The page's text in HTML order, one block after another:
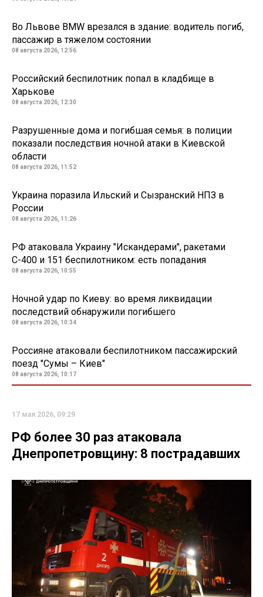
Во Львове BMW врезался в здание: водитель погиб,
пассажир в тяжелом состоянии
08 августа 2026, 12:56
Российский беспилотник попал в кладбище в
Харькове
08 августа 2026, 12:30
Разрушенные дома и погибшая семья: в полиции
показали последствия ночной атаки в Киевской
области
08 августа 2026, 11:52
Украина поразила Ильский и Сызранский НПЗ в
России
08 августа 2026, 11:26
РФ атаковала Украину "Искандерами", ракетами
С-400 и 151 беспилотником: есть попадания
08 августа 2026, 10:55
Ночной удар по Киеву: во время ликвидации
последствий обнаружили погибшего
08 августа 2026, 10:34
Россияне атаковали беспилотником пассажирский
поезд "Сумы – Киев"
08 августа 2026, 10:17
17 мая 2026, 09:29
РФ более 30 раз атаковала
Днепропетровщину: 8 пострадавших